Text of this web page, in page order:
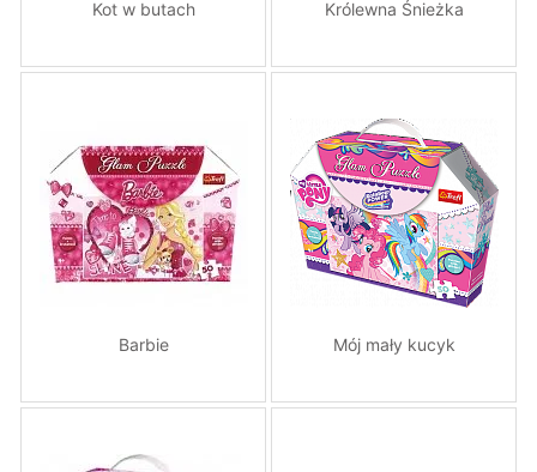
Kot w butach Królewna Śnieżka
Barbie Mój mały kucyk